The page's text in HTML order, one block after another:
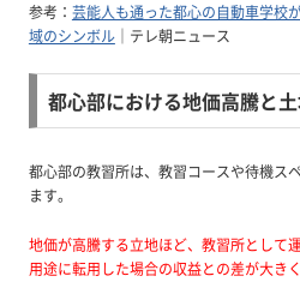
参考： 芸能人も通った都心の自動車学
域のシンボル｜テレ朝ニュース
都心部における地価高騰と
都心部の教習所は、教習コースや待機ス
ます。
地価が高騰する立地ほど、教習所として
用途に転用した場合の収益との差が大き